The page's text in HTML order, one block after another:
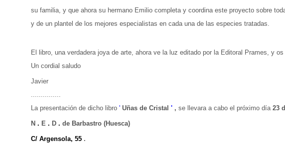
su familia, y que ahora su hermano Emilio completa y coordina este proyecto sobre
y de un plantel de los mejores especialistas en cada una de las especies tratadas.
El libro, una verdadera joya de arte, ahora ve la luz editado por la Editoral Prames, y
Un cordial saludo
Javier
...............
La presentación de dicho libro ' Uñas de Cristal ' , se llevara a cabo el próximo día 23
N . E . D . de Barbastro (Huesca)
C/ Argensola, 55 .